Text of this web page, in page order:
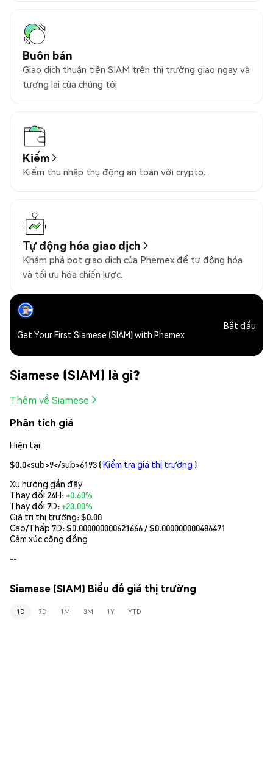
Buôn bán
Giao dịch thuận tiện SIAM trên thị trường giao ngay và
tương lai của chúng tôi
Kiếm
Kiếm thu nhập thụ động an toàn với crypto.
Tự động hóa giao dịch
Khám phá bot giao dịch của Phemex để tự động hóa
và tối ưu hóa chiến lược.
Get Your First Siamese (SIAM) with Phemex
Bắt đầu
Siamese (SIAM) là gì?
Thêm về Siamese
Phân tích giá
Hiện tại
$0.0<sub>9</sub>6193 (Kiểm tra giá thị trường )
Xu hướng gần đây
Thay đổi 24H:+0.60%
Thay đổi 7D:+23.00%
Giá trị thị trường:$0.00
Cao/Thấp 7D: $0.000000000621666 / $0.000000000486471
Cảm xúc cộng đồng
--
Siamese (SIAM) Biểu đồ giá thị trường
1D 7D 1M 3M 1Y YTD